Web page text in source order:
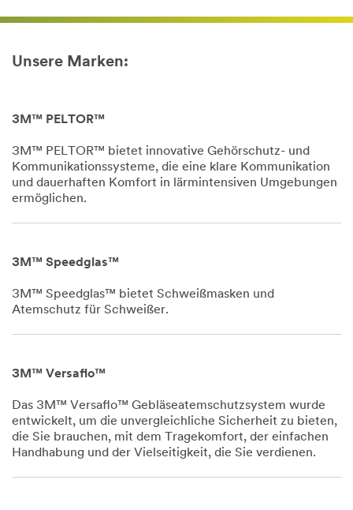
Unsere Marken:
3M™ PELTOR™
3M™ PELTOR™ bietet innovative Gehörschutz- und
Kommunikationssysteme, die eine klare Kommunikation
und dauerhaften Komfort in lärmintensiven Umgebungen
ermöglichen.
1,
3M™ Speedglas™
3M™ Speedglas™ bietet Schweißmasken und
Atemschutz für Schweißer.
1,
3M™ Versaflo™
Das 3M™ Versaflo™ Gebläseatemschutzsystem wurde
entwickelt, um die unvergleichliche Sicherheit zu bieten,
die Sie brauchen, mit dem Tragekomfort, der einfachen
Handhabung und der Vielseitigkeit, die Sie verdienen.
1,